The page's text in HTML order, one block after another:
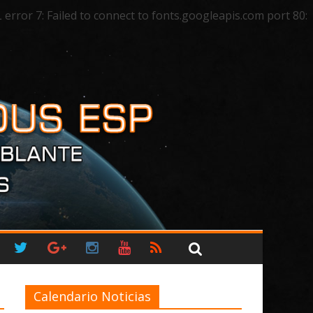
7: Failed to connect to fonts.googleapis.com port 80:
Calendario Noticias